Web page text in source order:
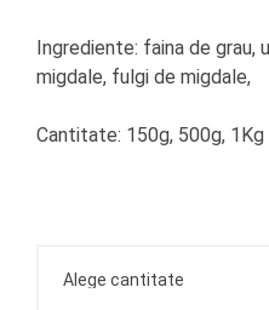
Ingrediente: faina de grau,
migdale, fulgi de migdale,
Cantitate: 150g, 500g, 1Kg